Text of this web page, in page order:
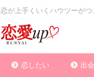
恋が上手くいくハウツーが
恋したい 出